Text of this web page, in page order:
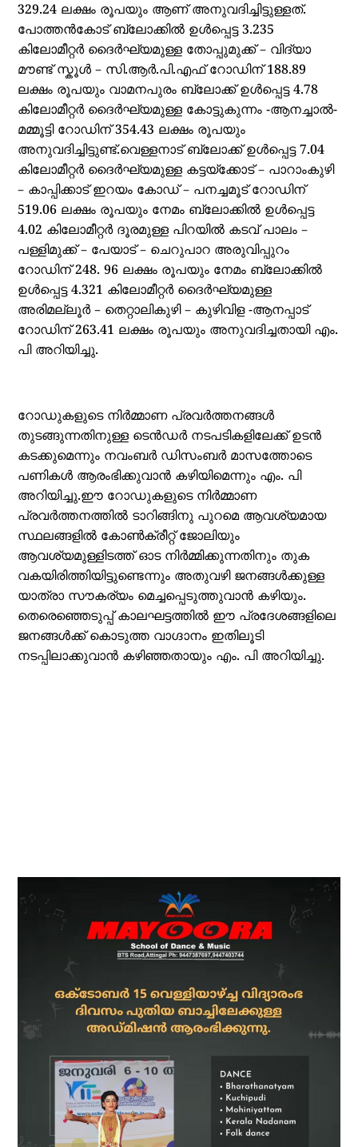
329.24 ലക്ഷം രൂപയും ആണ് അനുവദിച്ചിട്ടുള്ളത്.
പോത്തൻകോട് ബ്ലോക്കിൽ ഉൾപ്പെട്ട 3.235
കിലോമീറ്റർ ദൈർഘ്യമുള്ള തോപ്പുമുക്ക് – വിദ്യാ
മൗണ്ട് സ്കൂൾ – സി.ആർ.പി.എഫ് റോഡിന് 188.89
ലക്ഷം രൂപയും വാമനപുരം ബ്ലോക്ക് ഉൾപ്പെട്ട 4.78
കിലോമീറ്റർ ദൈർഘ്യമുള്ള കോട്ടുകുന്നം -ആനച്ചാൽ-
മമ്മൂട്ടി റോഡിന് 354.43 ലക്ഷം രൂപയും
അനുവദിച്ചിട്ടുണ്ട്.വെള്ളനാട് ബ്ലോക്ക് ഉൾപ്പെട്ട 7.04
കിലോമീറ്റർ ദൈർഘ്യമുള്ള കട്ടയ്ക്കോട് – പാറാംകുഴി
– കാപ്പിക്കാട് ഇറയം കോഡ് – പനച്ചമൂട് റോഡിന്
519.06 ലക്ഷം രൂപയും നേമം ബ്ലോക്കിൽ ഉൾപ്പെട്ട
4.02 കിലോമീറ്റർ ദൂരമുള്ള പിറയിൽ കടവ് പാലം –
പള്ളിമുക്ക് – പേയാട് – ചെറുപാറ അരുവിപ്പുറം
റോഡിന് 248. 96 ലക്ഷം രൂപയും നേമം ബ്ലോക്കിൽ
ഉൾപ്പെട്ട 4.321 കിലോമീറ്റർ ദൈർഘ്യമുള്ള
അരിമല്ലൂർ – തെറ്റാലികുഴി – കുഴിവിള -ആനപ്പാട്
റോഡിന് 263.41 ലക്ഷം രൂപയും അനുവദിച്ചതായി എം.
പി അറിയിച്ചു.
റോഡുകളുടെ നിർമ്മാണ പ്രവർത്തനങ്ങൾ
തുടങ്ങുന്നതിനുള്ള ടെൻഡർ നടപടികളിലേക്ക് ഉടൻ
കടക്കുമെന്നും നവംബർ ഡിസംബർ മാസത്തോടെ
പണികൾ ആരംഭിക്കുവാൻ കഴിയിമെന്നും എം. പി
അറിയിച്ചു.ഈ റോഡുകളുടെ നിർമ്മാണ
പ്രവർത്തനത്തിൽ ടാറിങ്ങിനു പുറമെ ആവശ്യമായ
സ്ഥലങ്ങളിൽ കോൺക്രീറ്റ് ജോലിയും
ആവശ്യമുള്ളിടത്ത് ഓട നിർമ്മിക്കുന്നതിനും തുക
വകയിരിത്തിയിട്ടുണ്ടെന്നും അതുവഴി ജനങ്ങൾക്കുള്ള
യാത്രാ സൗകര്യം മെച്ചപ്പെടുത്തുവാൻ കഴിയും.
തെരെഞ്ഞെടുപ്പ് കാലഘട്ടത്തിൽ ഈ പ്രദേശങ്ങളിലെ
ജനങ്ങൾക്ക് കൊടുത്ത വാഗ്ദാനം ഇതിലൂടി
നടപ്പിലാക്കുവാൻ കഴിഞ്ഞതായും എം. പി അറിയിച്ചു.